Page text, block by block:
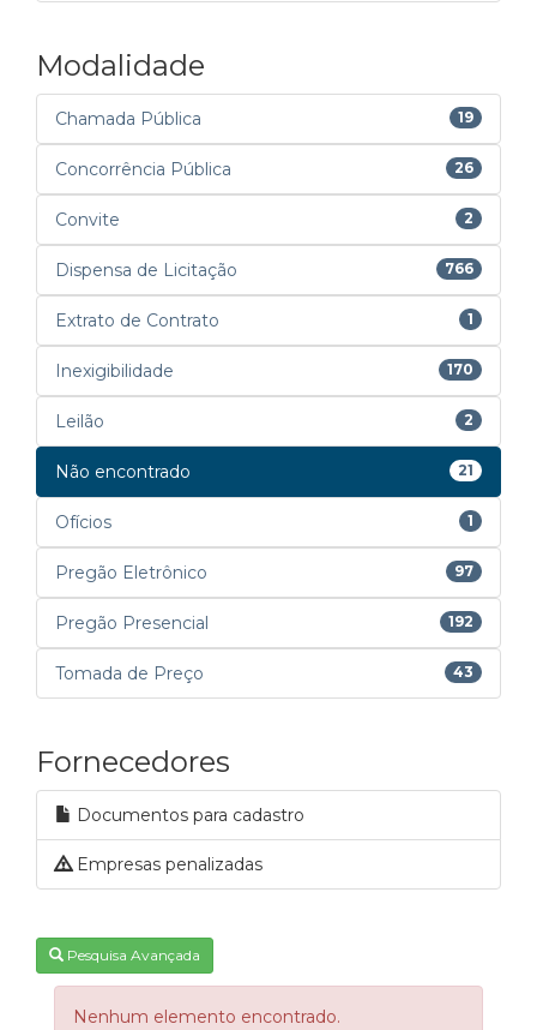
Modalidade
Chamada Pública 19
Concorrência Pública 26
Convite 2
Dispensa de Licitação 766
Extrato de Contrato 1
Inexigibilidade 170
Leilão 2
Não encontrado 21
Ofícios 1
Pregão Eletrônico 97
Pregão Presencial 192
Tomada de Preço 43
Fornecedores
Documentos para cadastro
Empresas penalizadas
Pesquisa Avançada
Nenhum elemento encontrado.